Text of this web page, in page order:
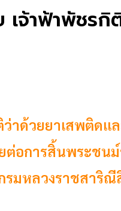
เจ้าฟ้าพัชร
าด้วยยาเสพติด
อการสิ้นพระชนม์
มหลวงราชสาริ